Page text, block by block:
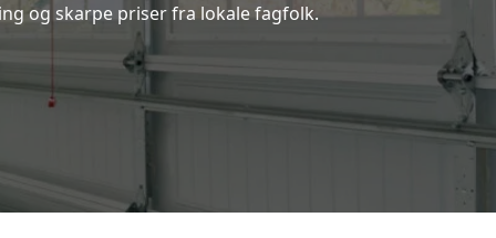
og skarpe priser fra lokale fagfolk.